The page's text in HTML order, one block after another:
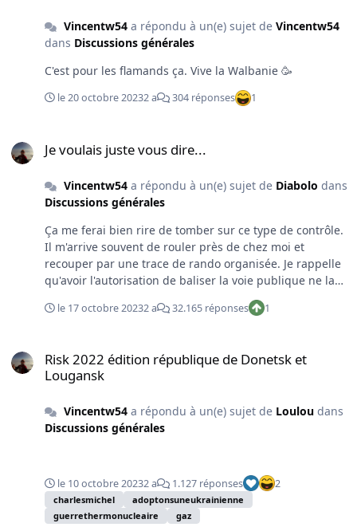
Vincentw54a répondu à un(e) sujet de Vincentw54
dans Discussions générales
C'est pour les flamands ça. Vive la Walbanie 🥳
le 20 octobre 20232 a 304 réponses 1
Je voulais juste vous dire...
Vincentw54a répondu à un(e) sujet de Diabolo dans
Discussions générales
Ça me ferai bien rire de tomber sur ce type de contrôle.
Il m'arrive souvent de rouler près de chez moi et
recouper par une trace de rando organisée. Je rappelle
qu'avoir l'autorisation de baliser la voie publique ne la
inaccessible au public, c'est une autre autorisation et
: - Arrestation arbitraire ou séquestration. - Entrave
méchante à la circulation (sur chemin ou route). Même
domaine.
le 17 octobre 20232 a 32.165 réponses 1
Risk 2022 édition république de Donetsk et
Lougansk
Vincentw54a répondu à un(e) sujet de Louloudans
Discussions générales
le 10 octobre 20232 a 1.127 réponses 2
charlesmichel
adoptonsuneukrainienne
guerrethermonucleaire
gaz